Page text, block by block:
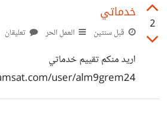
2
خدماتي
قبل سنتين العمل الحر تعليقان
اريد منكم تقييم خدماتي
user/alm9grem24